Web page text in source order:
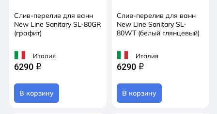
Слив-перелив для ванн
New Line Sanitary SL-80GR
(графит)
Италия
6290 q
В корзину
Слив-перелив для ванн
New Line Sanitary SL-
80WT (белый глянцевый)
Италия
6290 q
В корзину